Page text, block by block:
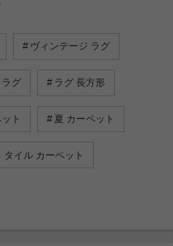
ヴィンテージ ラグ
グ ラグ 長方形
ト 夏 カーペット
タイル カーペット